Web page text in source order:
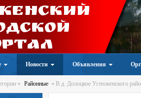
Новости Объявления
Районные В д. Долоцкое Устюженского